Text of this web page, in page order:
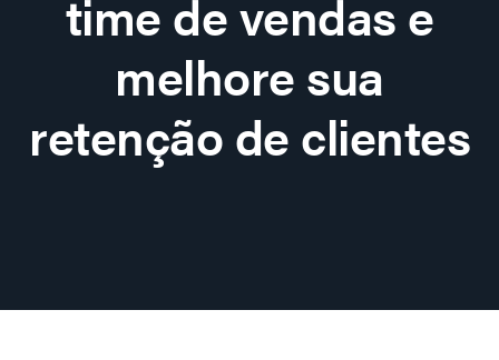
time de vendas e
melhore sua
retenção de clientes